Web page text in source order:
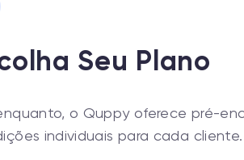
Seu Plano
o Quppy oferece pré-
individuais para cada cliente.